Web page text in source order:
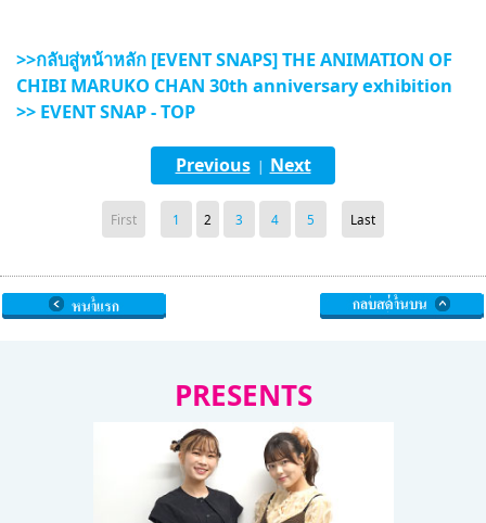
>>กลับสู่หน้าหลัก [EVENT SNAPS] THE ANIMATION OF
CHIBI MARUKO CHAN 30th anniversary exhibition
>> EVENT SNAP - TOP
Previous| Next
First 1 2 3 4 5 Last
PRESENTS